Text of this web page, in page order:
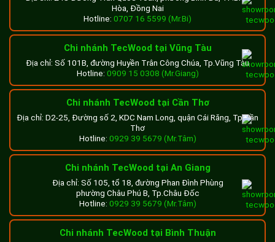
Hòa, Đồng Nai
Hotline: 0707 16 5599 (Mr.Bi)
Chi nhánh TecWood tại Vũng Tàu
Địa chỉ: Số 101B, đường Huyền Trân Công Chúa, Tp.Vũng Tàu
Hotline: 0909 15 0308 (Mr.Giang)
Chi nhánh TecWood tại Cần Thơ
Địa chỉ: D2-25, Đường số 2, KDC Nam Long, quận Cái Răng, Tp.Cần
Thơ
Hotline: 0929 39 5679 (Mr.Tâm)
Chi nhánh TecWood tại An Giang
Địa chỉ: Số 105, tổ 18, đường Phan Đình Phùng
phường Châu Phú B, Tp.Châu Đốc
Hotline: 0929 39 5679 (Mr.Tâm)
Chi nhánh TecWood tại Bình Thuận